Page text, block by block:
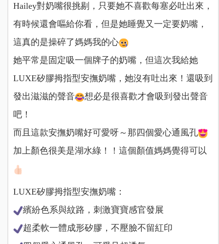
Hailey對奶嘴很挑剔，只要她不喜歡每塞必吐出來，
有時候還會嘔給你看，但是她睡覺又一定要奶嘴，
這真的是操碎了媽媽我的心
她平常是固定吸一個牌子的奶嘴，但這次我給她
LUXE矽膠拇指型安撫奶嘴，她沒有吐出來！還吸到
發出滋滋的聲音
想必是很喜歡才會吸到發出聲音
吧！
而且這款安撫奶嘴好可愛呀～那四個愛心通風孔
加上顏色很美是湖水綠！！這個顏值媽媽覺得可以
LUXE矽膠拇指型安撫奶嘴：
繽紛色系與紋路，刺激寶寶感官發展
超柔軟一體成形矽膠，不壓臉不留紅印